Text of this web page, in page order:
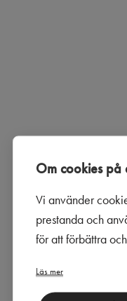
Om cookies
Vi använder
prestanda och
för att förbättra
Läs mer